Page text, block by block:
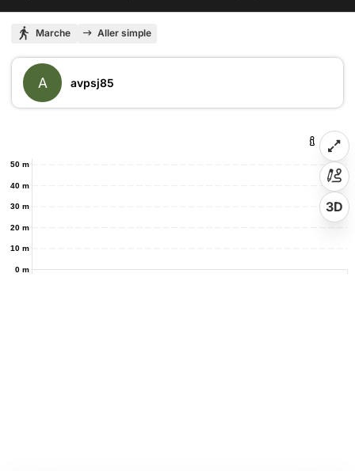
Marche Aller simple
A avpsj85
0 m
10 m
20 m
30 m
40 m
50 m
3D